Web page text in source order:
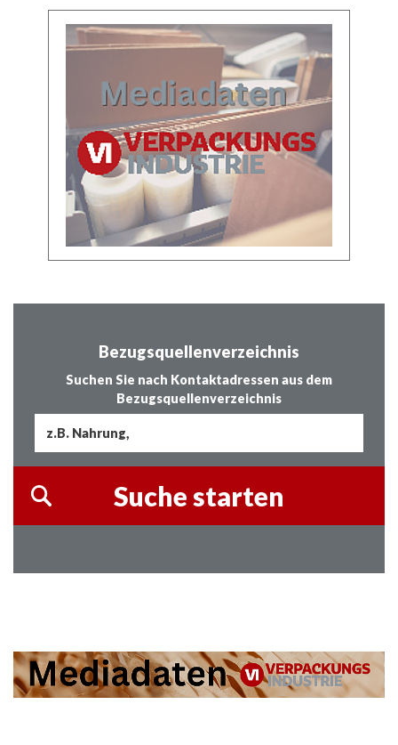
Bezugsquellenverzeichnis
Suchen Sie nach Kontaktadressen aus dem
Bezugsquellenverzeichnis